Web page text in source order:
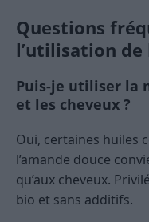
Questions
l’utilisation de
Puis-je utiliser la
et les cheveux ?
Oui, certaines huiles
l’amande douce
qu’aux cheveux.
bio et sans additifs.